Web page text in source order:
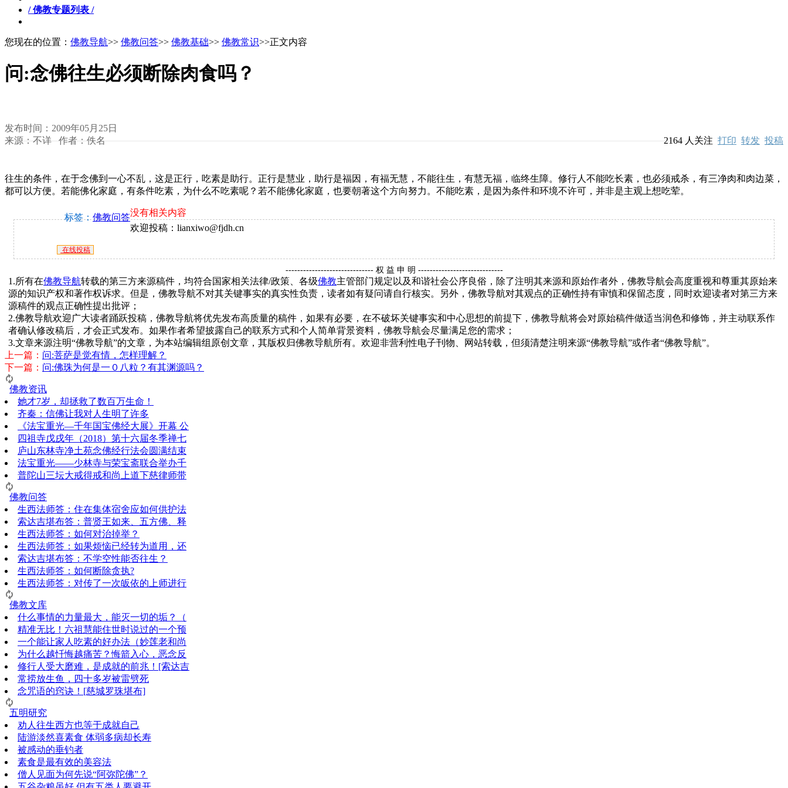
/ 佛教专题列表 /
您现在的位置： 佛教导航>> 佛教问答>> 佛教基础>> 佛教常识>>正文内容
问:念佛往生必须断除肉食吗？
发布时间：2009年05月25日
来源：不详 作者：佚名
2164人关注 打印 转发 投稿
往生的条件，在于念佛到一心不乱，这是正行，吃素是助行。正行是慧业，助行是福因，有福无慧，不能往生，有慧无福，临终生障。修行人不能吃长素，也必须戒杀，有三净肉和肉边菜，
都可以方便。若能佛化家庭，有条件吃素，为什么不吃素呢？若不能佛化家庭，也要朝著这个方向努力。不能吃素，是因为条件和环境不许可，并非是主观上想吃荤。
标签：佛教问答没有相关内容
欢迎投稿：lianxiwo@fjdh.cn
在线投稿
------------------------------ 权 益 申 明 -----------------------------
1.所有在佛教导航转载的第三方来源稿件，均符合国家相关法律/政策、各级佛教主管部门规定以及和谐社会公序良俗，除了注明其来源和原始作者外，佛教导航会高度重视和尊重其原始来
源的知识产权和著作权诉求。但是，佛教导航不对其关键事实的真实性负责，读者如有疑问请自行核实。另外，佛教导航对其观点的正确性持有审慎和保留态度，同时欢迎读者对第三方来
源稿件的观点正确性提出批评；
2.佛教导航欢迎广大读者踊跃投稿，佛教导航将优先发布高质量的稿件，如果有必要，在不破坏关键事实和中心思想的前提下，佛教导航将会对原始稿件做适当润色和修饰，并主动联系作
者确认修改稿后，才会正式发布。如果作者希望披露自己的联系方式和个人简单背景资料，佛教导航会尽量满足您的需求；
3.文章来源注明“佛教导航”的文章，为本站编辑组原创文章，其版权归佛教导航所有。欢迎非营利性电子刊物、网站转载，但须清楚注明来源“佛教导航”或作者“佛教导航”。
上一篇： 问:菩萨是觉有情，怎样理解？
下一篇： 问:佛珠为何是一０八粒？有其渊源吗？
佛教资讯
她才7岁，却拯救了数百万生命！
齐秦：信佛让我对人生明了许多
《法宝重光—千年国宝佛经大展》开幕 公
四祖寺戊戌年（2018）第十六届冬季禅七
庐山东林寺净土苑念佛经行法会圆满结束
法宝重光——少林寺与荣宝斋联合举办千
普陀山三坛大戒得戒和尚上道下慈律师带
佛教问答
生西法师答：住在集体宿舍应如何供护法
索达吉堪布答：普贤王如来、五方佛、释
生西法师答：如何对治掉举？
生西法师答：如果烦恼已经转为道用，还
索达吉堪布答：​不学空性能否往生？
生西法师答：如何断除贪执?
生西法师答：对传了一次皈依的上师进行
佛教文库
什么事情的力量最大，能灭一切的垢？（
精准无比！六祖慧能住世时说过的一个预
一个能让家人吃素的好办法（妙莲老和尚
为什么越忏悔越痛苦？悔箭入心，恶念反
修行人受大磨难，是成就的前兆！[索达吉
常捞放生鱼，四十多岁被雷劈死
念咒语的窍诀！[慈城罗珠堪布]
五明研究
劝人往生西方也等于成就自己
陆游淡然喜素食 体弱多病却长寿
被感动的垂钓者
素食是最有效的美容法
僧人见面为何先说“阿弥陀佛”？